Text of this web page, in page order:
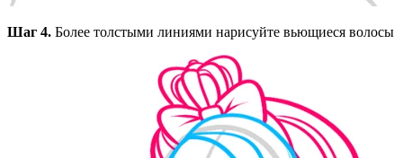
Шаг 4. Более толстыми линиями нарисуйте вьющиеся волосы